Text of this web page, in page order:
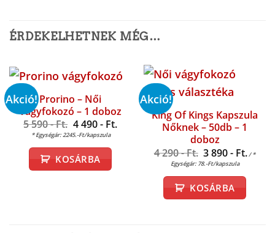
ÉRDEKELHETNEK MÉG…
Akció!Prorino – Női
Vágyfokozó – 1 doboz
5 590- Ft. Original
price
was:
5
590 -
Ft..
4 490- Ft.
Current
price
is:
490 -
* Egységár: 2245.-Ft/kapszula
KOSÁRBA
Akció!
King Of Kings Kapszula
Nőknek – 50db – 1
doboz
4 290- Ft. Original
price
was:
4
290 -
Ft..
3 890- Ft./ *
Egységár: 78.-Ft/kapszula
KOSÁRBA